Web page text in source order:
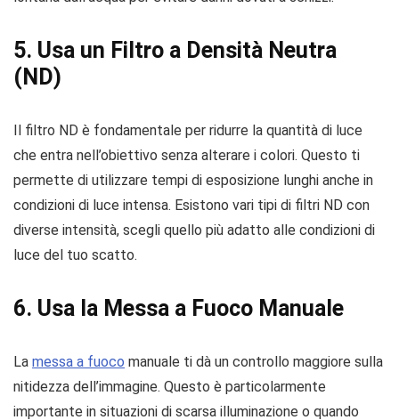
5. Usa un Filtro a Densità Neutra
(ND)
Il filtro ND è fondamentale per ridurre la quantità di luce
che entra nell’obiettivo senza alterare i colori. Questo ti
permette di utilizzare tempi di esposizione lunghi anche in
condizioni di luce intensa. Esistono vari tipi di filtri ND con
diverse intensità, scegli quello più adatto alle condizioni di
luce del tuo scatto.
6. Usa la Messa a Fuoco Manuale
La messa a fuoco manuale ti dà un controllo maggiore sulla
nitidezza dell’immagine. Questo è particolarmente
importante in situazioni di scarsa illuminazione o quando